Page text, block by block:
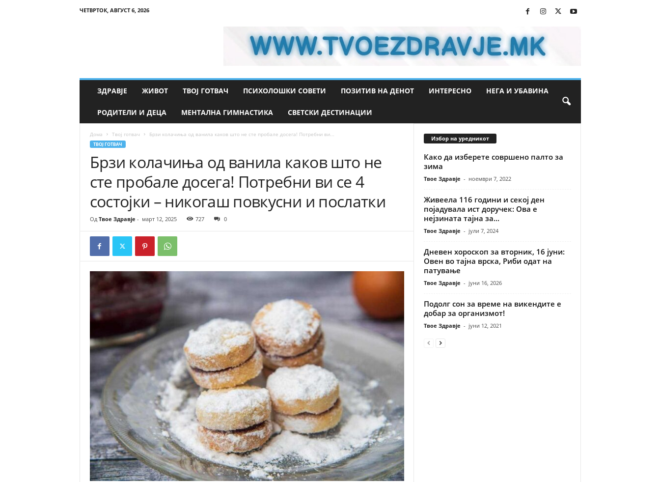
ЧЕТВРТОК, АВГУСТ 6, 2026
ЗДРАВЈЕ ЖИВОТ ТВОЈ ГОТВАЧ ПСИХОЛОШКИ СОВЕТИ ПОЗИТИВ НА ДЕНОТ ИНТЕРЕСНО НЕГА И УБАВИНА
РОДИТЕЛИ И ДЕЦА МЕНТАЛНА ГИМНАСТИКА СВЕТСКИ ДЕСТИНАЦИИ
Дома Твој готвач Брзи колачиња од ванила каков што не сте пробале досега! Потребни ви...
ТВОЈ ГОТВАЧ
Брзи колачиња од ванила каков што не
сте пробале досега! Потребни ви се 4
состојки – никогаш повкусни и послатки
Од Твое Здравје - март 12, 2025 727 0
Избор на уредникот
Како да изберете совршено палто за
зима
Твое Здравје - ноември 7, 2022
Живеела 116 години и секој ден
појадувала ист доручек: Ова е
нејзината тајна за...
Твое Здравје - јули 7, 2024
Дневен хороскоп за вторник, 16 јуни:
Овен во тајна врска, Риби одат на
патување
Твое Здравје - јуни 16, 2026
Подолг сон за време на викендите е
добар за организмот!
Твое Здравје - јуни 12, 2021